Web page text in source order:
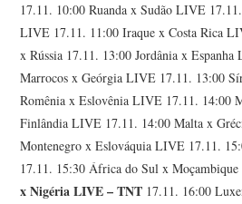
17.11. 10:00 Ruanda x Sudão LIVE
LIVE 17.11. 11:00 Iraque x Costa Rica
x Rússia 17.11. 13:00 Jordânia x
Marrocos x Geórgia LIVE 17.11. 13:00
Romênia x Eslovênia LIVE 17.11. 14:00
Finlândia LIVE 17.11. 14:00 Malta x
Montenegro x Eslováquia LIVE 17.11.
17.11. 15:30 África do Sul x
x Nigéria LIVE – TNT 17.11. 16:00